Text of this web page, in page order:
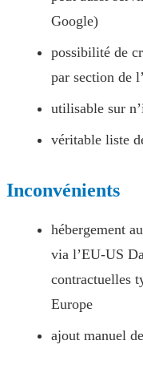
Google)
possibilité de
par section de
utilisable sur
véritable liste
Inconvénients
hébergement
via l’EU-US
contractuelles
Europe
ajout manuel